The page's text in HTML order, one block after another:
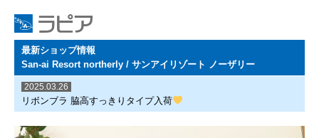
最新ショップ情報
San-ai Resort northerly / サンアイリゾート ノーザリー
2025.03.26
リボンブラ 脇高すっきりタイプ入荷